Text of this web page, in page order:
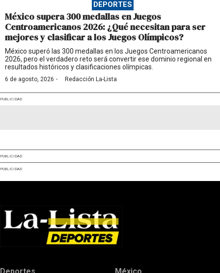
DEPORTES
México supera 300 medallas en Juegos
Centroamericanos 2026: ¿Qué necesitan para ser
mejores y clasificar a los Juegos Olímpicos?
México superó las 300 medallas en los Juegos Centroamericanos
2026, pero el verdadero reto será convertir ese dominio regional en
resultados históricos y clasificaciones olímpicas.
6 de agosto, 2026 · Redacción La-Lista
PUBLICIDAD
PUBLICIDAD
PUBLICIDAD